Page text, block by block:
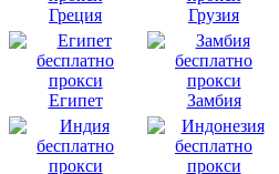
Греция Грузия
Египет Замбия